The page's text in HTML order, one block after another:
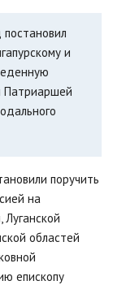
и
Патриаршей
поручить
на
областей
епископу